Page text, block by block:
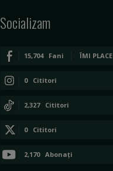
Socializam
15,704 Fani ÎMI PLACE
0 Cititori
CONECTAȚI-VĂ
2,327 Cititori
0 Cititori
CONECTAȚI-VĂ
2,170 Abonați